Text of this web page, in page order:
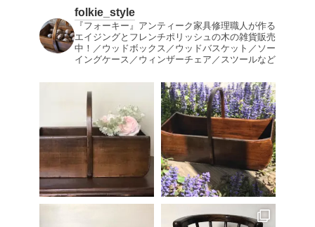
folkie_style
『フォーキー』アンティーク家具修理職人が作る
エイジングとフレンチポリッシュの木の雑貨販売
中！／ウッドボックス／ウッドバスケット／ソー
イングケース／ウィンザーチェア／スツールなど